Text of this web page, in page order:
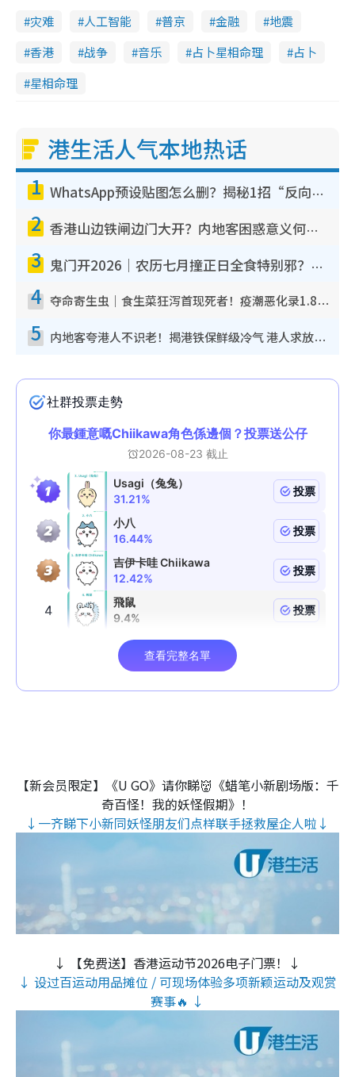
灾难 人工智能 普京 金融
地震
香港
战争 音乐 占卜星相命理
占卜
星相命理
港生活人气本地热话
1 WhatsApp预设贴图怎么删？揭秘1招“反向操作”还原简洁界面 附3步实测教程
2 香港山边铁闸边门大开？内地客困惑意义何在！网友神回复：这种叫法理性防御
3 鬼门开2026｜农历七月撞正日全食特别邪？专家警告切忌做一事！揭4大禁忌+2招保平安
4 夺命寄生虫｜食生菜狂泻首现死者！疫潮恶化录1.8万宗病例 揭洗菜3大谬误
5 内地客夸港人不识老！揭港铁保鲜级冷气 港人求放过：别投诉
【新会员限定】《U GO》请你睇👹《蜡笔小新剧场版：千
奇百怪！我的妖怪假期》！
↓一齐睇下小新同妖怪朋友们点样联手拯救屋企人啦↓
↓ 【免费送】香港运动节2026电子门票！↓
↓ 设过百运动用品摊位 / 可现场体验多项新颖运动及观赏
赛事🔥 ↓